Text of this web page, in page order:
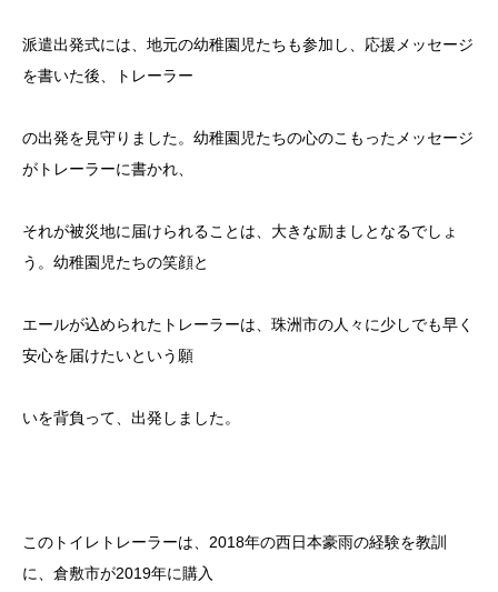
派遣出発式には、地元の幼稚園児たちも参加し、応援メッセージ
を書いた後、トレーラー
の出発を見守りました。幼稚園児たちの心のこもったメッセージ
がトレーラーに書かれ、
それが被災地に届けられることは、大きな励ましとなるでしょ
う。幼稚園児たちの笑顔と
エールが込められたトレーラーは、珠洲市の人々に少しでも早く
安心を届けたいという願
いを背負って、出発しました。
このトイレトレーラーは、2018年の西日本豪雨の経験を教訓
に、倉敷市が2019年に購入